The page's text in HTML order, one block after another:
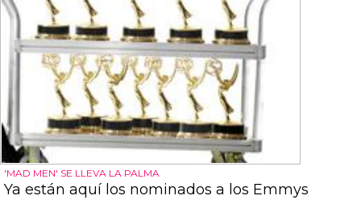
'MAD MEN' SE LLEVA LA PALMA
Ya están aquí los nominados a los Emmys